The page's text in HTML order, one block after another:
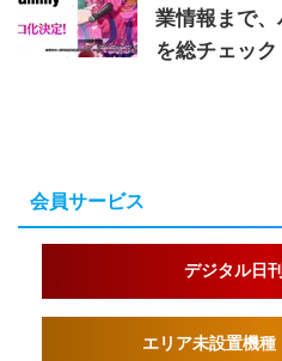
業情報まで
を総チェック
会員サービス
デジタル日
エリア未設置機種